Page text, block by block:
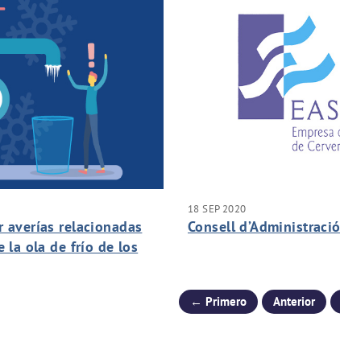
averías relacionadas
la ola de frío de los
18 SEP 2020
Consell d’Administració
← Primero Anterior